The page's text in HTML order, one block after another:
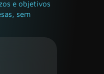
e objetivos
sem